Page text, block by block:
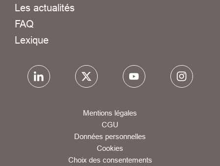
Les actualités
FAQ
Lexique
Mentions légales
CGU
Données personnelles
Cookies
Choix des consentements